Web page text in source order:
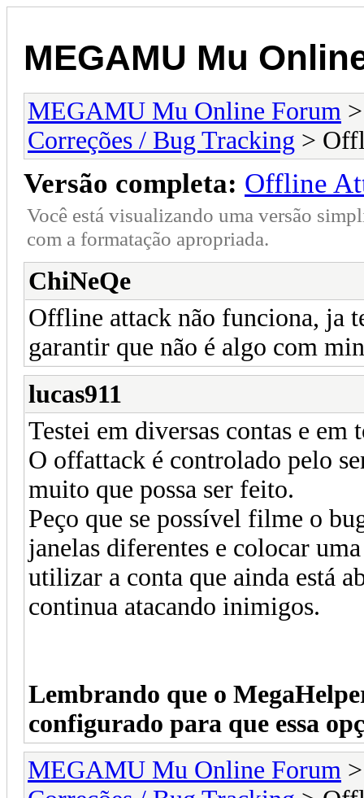
MEGAMU Mu
MEGAMU Mu Online Forum
Correções / Bug Tracking >
Versão completa: Offline
Você está visualizando uma versão
com a formatação apropriada.
ChiNeQe
Offline attack não funciona, ja
garantir que não é algo com
lucas911
Testei em diversas contas e
O offattack é controlado pelo
muito que possa ser feito.
Peço que se possível filme o
janelas diferentes e colocar
utilizar a conta que ainda está
continua atacando inimigos.
Lembrando que o
configurado para que essa
MEGAMU Mu Online Forum